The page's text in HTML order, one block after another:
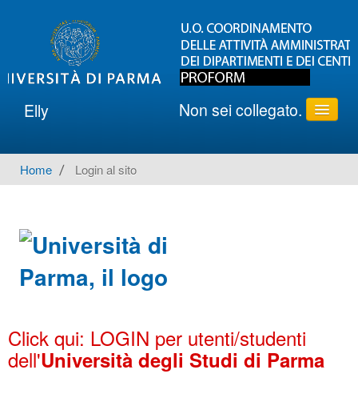
Elly
Non sei collegato.
ATENEO
AREA PROCEDURE UNIPR
SUPPORTO
Italiano ‎(it)‎
Home → Login al sito
Click qui: LOGIN per utenti/studenti
dell'Università degli Studi di Parma